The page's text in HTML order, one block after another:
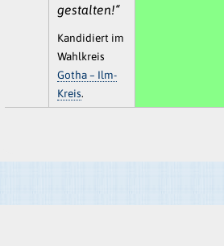
gestalten!“
Kandidiert im
Wahlkreis
Gotha – Ilm-
Kreis.